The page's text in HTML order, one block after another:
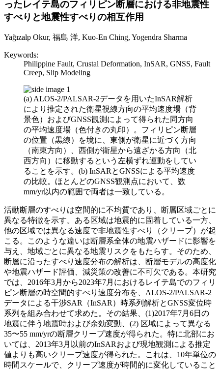
ったレイテ島のフィリピン断層における非地震性
すべりと地震性すべりの相互作用
Yağızalp Okur, 福島 洋, Kuo-En Ching, Yogendra Sharma
Keywords:
Philippine Fault, Crustal Deformation, InSAR, GNSS, Fault
Creep, Slip Modeling
(a) ALOS-2/PALSAR-2データを用いたInSAR解析
により推定された衛星視線方向の平均速度場（背
景色）およびGNSS観測によって得られた同方向
の平均速度場（色付きの丸印）。フィリピン断層
の位置（黒線）を境に、東側が衛星に近づく方向
（南東方向）、西側が衛星から遠ざかる方向（北
西方向）に移動するという左横ずれ運動をしてい
ることを示す。(b) InSARとGNSSによる平均速度
の比較。ほとんどのGNSS観測点において、数
mm/yr以内の範囲で両者は一致している。
活動断層のすべりは空間的に不均質であり、断層区域ごとに
異なる特徴を示す。ある区域は地震的に固着している一方、
他の区域では異なる速度で非地震性すべり（クリープ）が起
こる。このような違いは断層系全体の地震ハザードに影響を
与え、地域ごとに異なる地震リスクをもたらす。そのため、
断層に沿ったすべり速度分布の解析は、断層モデルの高度化
や地震ハザード評価、減災策の改善に不可欠である。本研究
では、2016年3月から2023年7月におけるレイテ島でのフィリ
ピン断層の時空間的すべり速度分布を、ALOS-2/PALSAR-2
データによる干渉SAR（InSAR）時系列解析とGNSS変位時
系列を組み合わせて求めた。その結果、(1)2017年7月6日の
地震に伴う地震時および余効変動、(2) 区域によって異なる
35〜55 mm/yrの断層クリープ速度が得られた。特に北部にお
いては、2013年3月以前のInSARおよび現地観測による推定
値よりも高いクリープ速度が得られた。これは、10年単位の
時間スケールで、クリープ速度が時間的に変化していること